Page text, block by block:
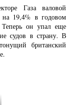
Газа валовой
19,4% в годовом
Теперь он упал еще
судов в страну. В
британский